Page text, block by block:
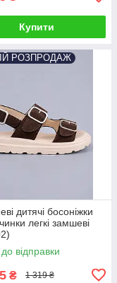
Купити
РОЗПРОДАЖ
дитячі босоніжки
легкі замшеві
відправки
₴ 1 319 ₴